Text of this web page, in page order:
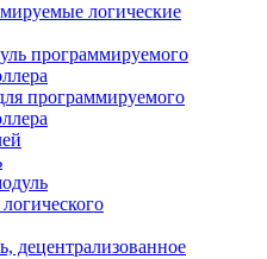
логические
программируемого
программируемого
децентрализованное